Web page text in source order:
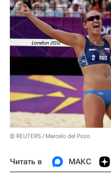
© REUTERS / Marcelo del Pozo
Читать в МАКС